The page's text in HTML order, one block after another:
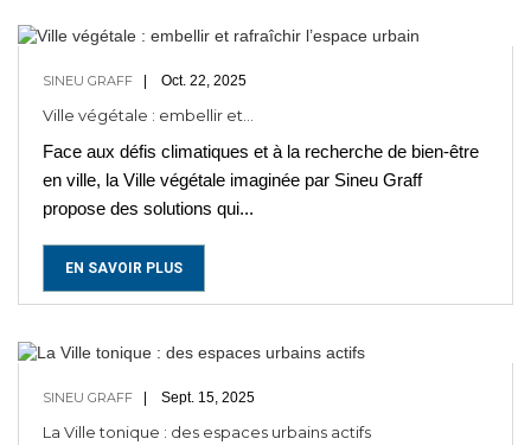
Oct. 22, 2025
SINEU GRAFF
Ville végétale : embellir et...
Face aux défis climatiques et à la recherche de bien-être
en ville, la Ville végétale imaginée par Sineu Graff
propose des solutions qui...
EN SAVOIR PLUS
Sept. 15, 2025
SINEU GRAFF
La Ville tonique : des espaces urbains actifs